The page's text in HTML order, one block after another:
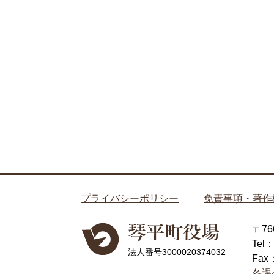
プライバシーポリシー 免責事項・著作
法人番号3000020374032
〒
Tel
Fax